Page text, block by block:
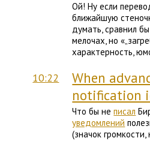
Ой! Ну если
ближайшую
думать, сравнил
мелочах, но
характерность,
10:22
When
notification
Что бы неписал
уведомлений
(значок